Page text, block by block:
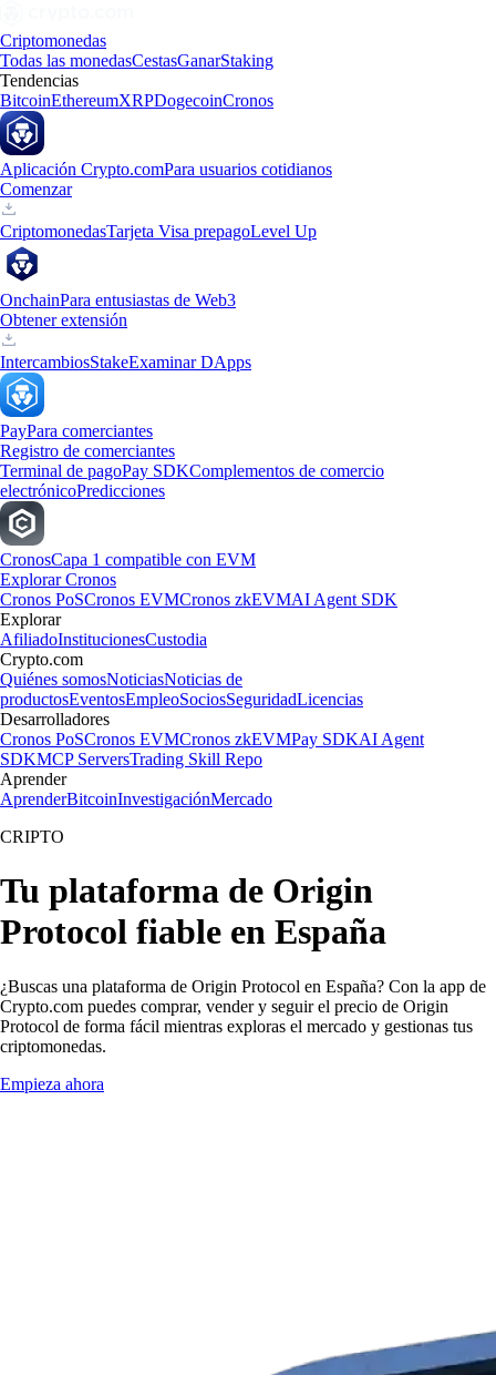
Criptomonedas
Todas las monedasCestasGanarStaking
Tendencias
BitcoinEthereumXRPDogecoinCronos
Aplicación Crypto.comPara usuarios cotidianos
Comenzar
CriptomonedasTarjeta Visa prepagoLevel Up
OnchainPara entusiastas de Web3
Obtener extensión
IntercambiosStakeExaminar DApps
PayPara comerciantes
Registro de comerciantes
Terminal de pagoPay SDKComplementos de comercio
electrónicoPredicciones
CronosCapa 1 compatible con EVM
Explorar Cronos
Cronos PoSCronos EVMCronos zkEVMAI Agent SDK
Explorar
AfiliadoInstitucionesCustodia
Crypto.com
Quiénes somosNoticiasNoticias de
productosEventosEmpleoSociosSeguridadLicencias
Desarrolladores
Cronos PoSCronos EVMCronos zkEVMPay SDKAI Agent
SDKMCP ServersTrading Skill Repo
Aprender
AprenderBitcoinInvestigaciónMercado
CRIPTO
Tu plataforma de Origin
Protocol fiable en España
¿Buscas una plataforma de Origin Protocol en España? Con la app de
Crypto.com puedes comprar, vender y seguir el precio de Origin
Protocol de forma fácil mientras exploras el mercado y gestionas tus
criptomonedas.
Empieza ahora